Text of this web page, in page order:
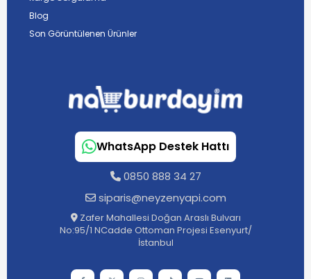
Blog
Son Görüntülenen Ürünler
WhatsApp Destek Hattı
0850 888 34 27
siparis@neyzenyapi.com
Zafer Mahallesi Doğan Araslı Bulvarı
No:95/1 NCadde Ottoman Projesi Esenyurt/
İstanbul